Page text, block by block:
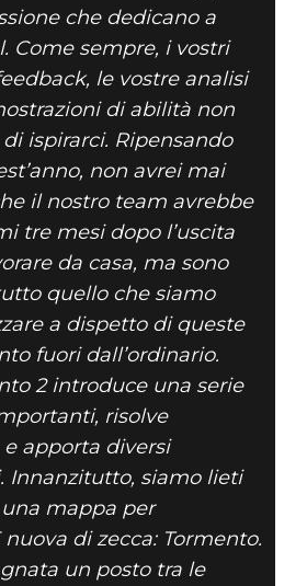
che dedicano a
Come sempre, i vostri
le vostre analisi
di abilità non
ispirarci. Ripensando
non avrei mai
il nostro team avrebbe
tre mesi dopo l’uscita
da casa, ma sono
quello che siamo
a dispetto di queste
fuori dall’ordinario.
2 introduce una serie
risolve
apporta diversi
Innanzitutto, siamo lieti
mappa per
nuova di zecca: Tormento.
un posto tra le